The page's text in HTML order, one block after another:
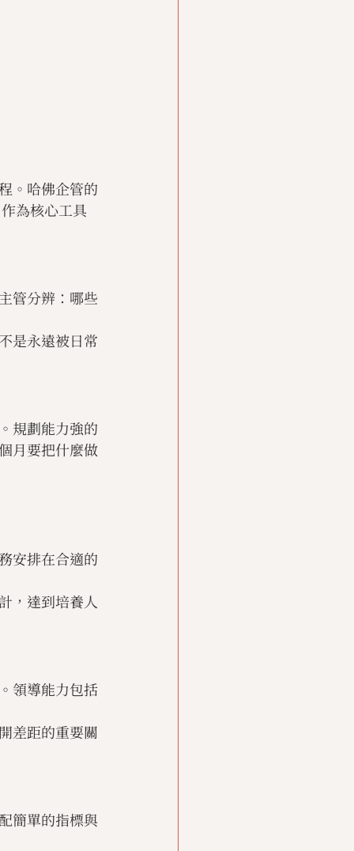
。哈佛企管的
為核心工具
管分辨：哪些
是永遠被日常
規劃能力強的
月要把什麼做
安排在合適的
，達到培養人
領導能力包括
差距的重要關
簡單的指標與